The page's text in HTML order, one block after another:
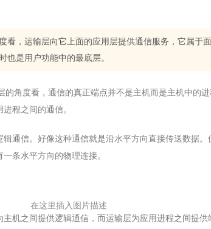
看，运输层向它上面的应用层提供通信服务，它属于
也是用户功能中的最底层。
的角度看，通信的真正端点并不是主机而是主机中的
程之间的通信。
通信。好像这种通信就是沿水平方向直接传送数据。
条水平方向的物理连接。
在这里插入图片描述
机之间提供逻辑通信，而运输层为应用进程之间提供